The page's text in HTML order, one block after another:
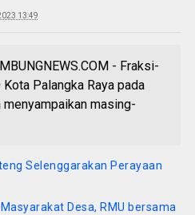
13:49
- Fraksi-
Palangka Raya pada
masing-
Selenggarakan Perayaan
Desa, RMU bersama